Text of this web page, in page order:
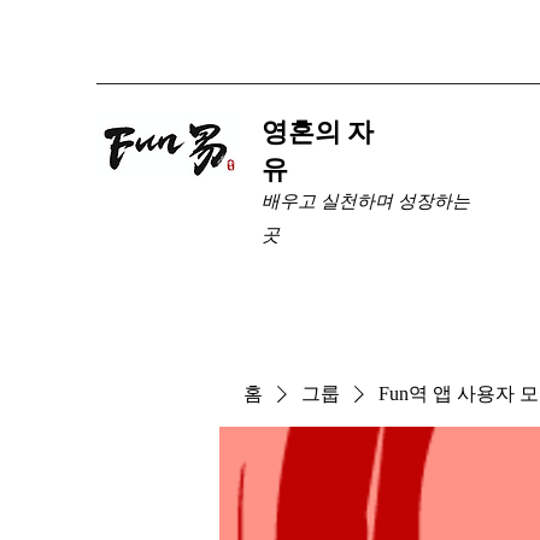
​영혼의 자
유
배우고 실천하며 성장하는
곳
홈 그룹 Fun역 앱 사용자